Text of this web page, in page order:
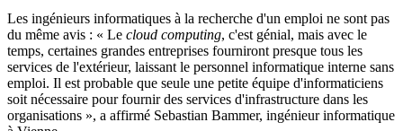
Les ingénieurs informatiques à la recherche d'un emploi ne sont pas
du même avis : « Le cloud computing, c'est génial, mais avec le
temps, certaines grandes entreprises fourniront presque tous les
services de l'extérieur, laissant le personnel informatique interne sans
emploi. Il est probable que seule une petite équipe d'informaticiens
soit nécessaire pour fournir des services d'infrastructure dans les
organisations », a affirmé Sebastian Bammer, ingénieur informatique